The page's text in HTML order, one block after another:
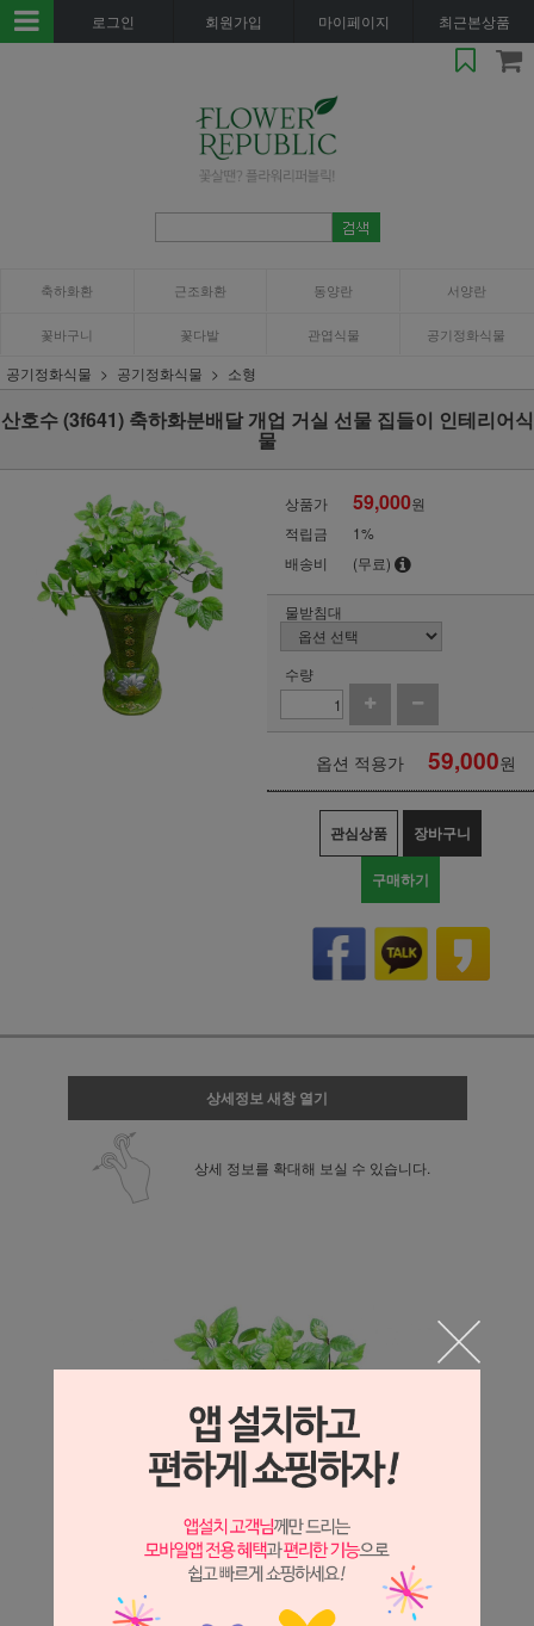
로그인 회원가입 마이페이지 최근본상품
축하화환 근조화환 동양란 서양란
꽃바구니 꽃다발 관엽식물 공기정화식물
공기정화식물 공기정화식물 소형
산호수 (3f641) 축하화분배달 개업 거실 선물 집들이 인테리어식
물
상품가 59,000원
적립금
1%
배송비
(무료)
물받침대
수량
옵션 적용가 59,000원
관심상품 장바구니
구매하기
상세정보 새창 열기
상세 정보를 확대해 보실 수 있습니다.